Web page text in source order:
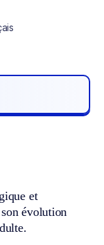
et
évolution